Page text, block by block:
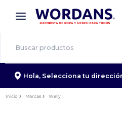
× App de Wordans
¡Mejores precios en app!
Hola, Selecciona tu
Inicio Marcas Welly